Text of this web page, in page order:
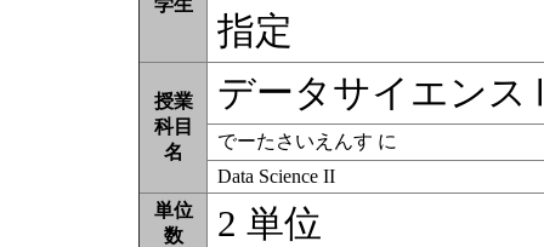
学生
指定
授業
科目
名
データサイエン
でーたさいえんす に
Data Science II
単位
数
2 単位